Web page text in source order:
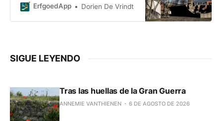
sigue siendo palpable en la ciudad.
energía, se han reconvertido en un
cine, un espacio empresarial y un
una zona de paseo.
ErfgoedApp Dorien De Vrindt
SIGUE LEYENDO
Tras las huellas de la Gran Guerra
ANNEMIE VANTHIENEN 6 DE AGOSTO DE 2026